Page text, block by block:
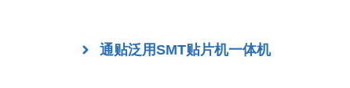
通贴泛用SMT贴片机一体机